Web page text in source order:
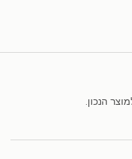
הנכון.